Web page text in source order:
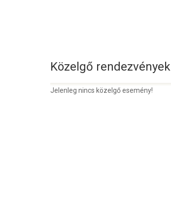
Közelgő rendezvények
Jelenleg nincs közelgő esemény!